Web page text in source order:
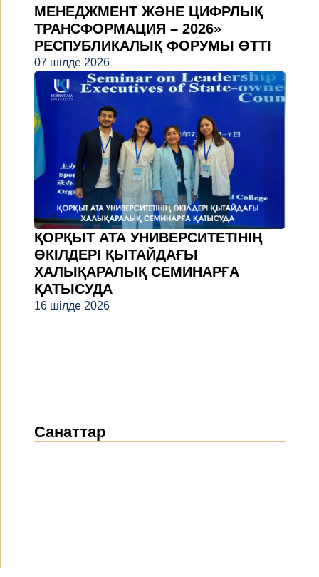
МЕНЕДЖМЕНТ ЖӘНЕ ЦИФРЛЫҚ
ТРАНСФОРМАЦИЯ – 2026»
РЕСПУБЛИКАЛЫҚ ФОРУМЫ ӨТТІ
07 шілде 2026
ҚОРҚЫТ АТА УНИВЕРСИТЕТІНІҢ
ӨКІЛДЕРІ ҚЫТАЙДАҒЫ
ХАЛЫҚАРАЛЫҚ СЕМИНАРҒА
ҚАТЫСУДА
16 шілде 2026
Санаттар